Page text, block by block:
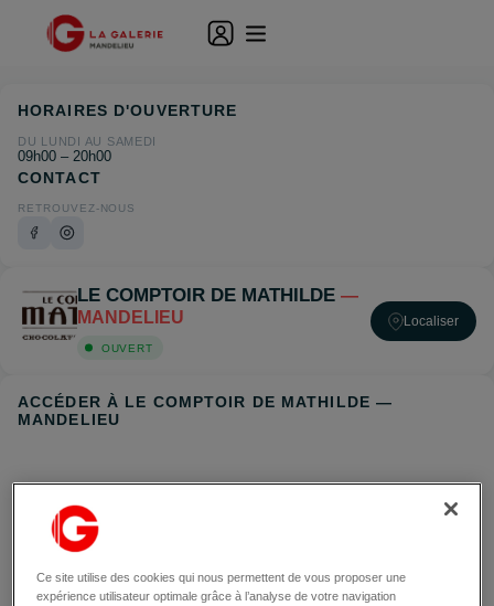
LE COMPTOIR DE MATHILDE —
MANDELIEU
OUVERT
Localiser
ACCÉDER À LE COMPTOIR DE MATHILDE —
MANDELIEU
HORAIRES D'OUVERTURE
DU LUNDI AU SAMEDI
09h00 – 20h00
CONTACT
RETROUVEZ-NOUS
Ce site utilise des cookies qui nous permettent de vous proposer une
expérience utilisateur optimale grâce à l’analyse de votre navigation